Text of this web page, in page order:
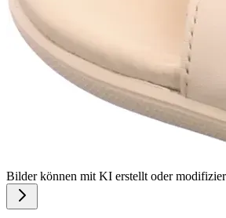
Bilder können mit KI erstellt oder